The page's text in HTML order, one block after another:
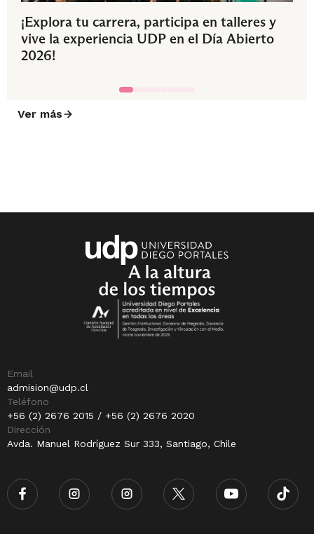
¡Explora tu carrera, participa en talleres y
vive la experiencia UDP en el Día Abierto
2026!
Ver más
Email
admision@udp.cl
Teléfono
+56 (2) 2676 2015 / +56 (2) 2676 2020
Dirección
Avda. Manuel Rodríguez Sur 333, Santiago, Chile